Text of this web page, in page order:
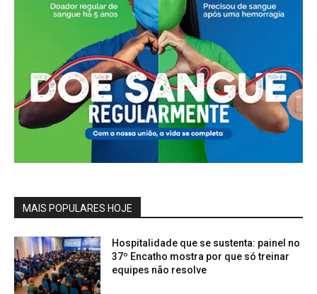
MAIS POPULARES HOJE
Hospitalidade que se sustenta: painel no
37º Encatho mostra por que só treinar
equipes não resolve